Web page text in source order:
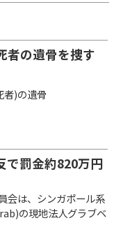
者の遺骨を捜す
)の遺骨
で罰金約820万円
会は、シンガポール系
の現地法人グラブベ